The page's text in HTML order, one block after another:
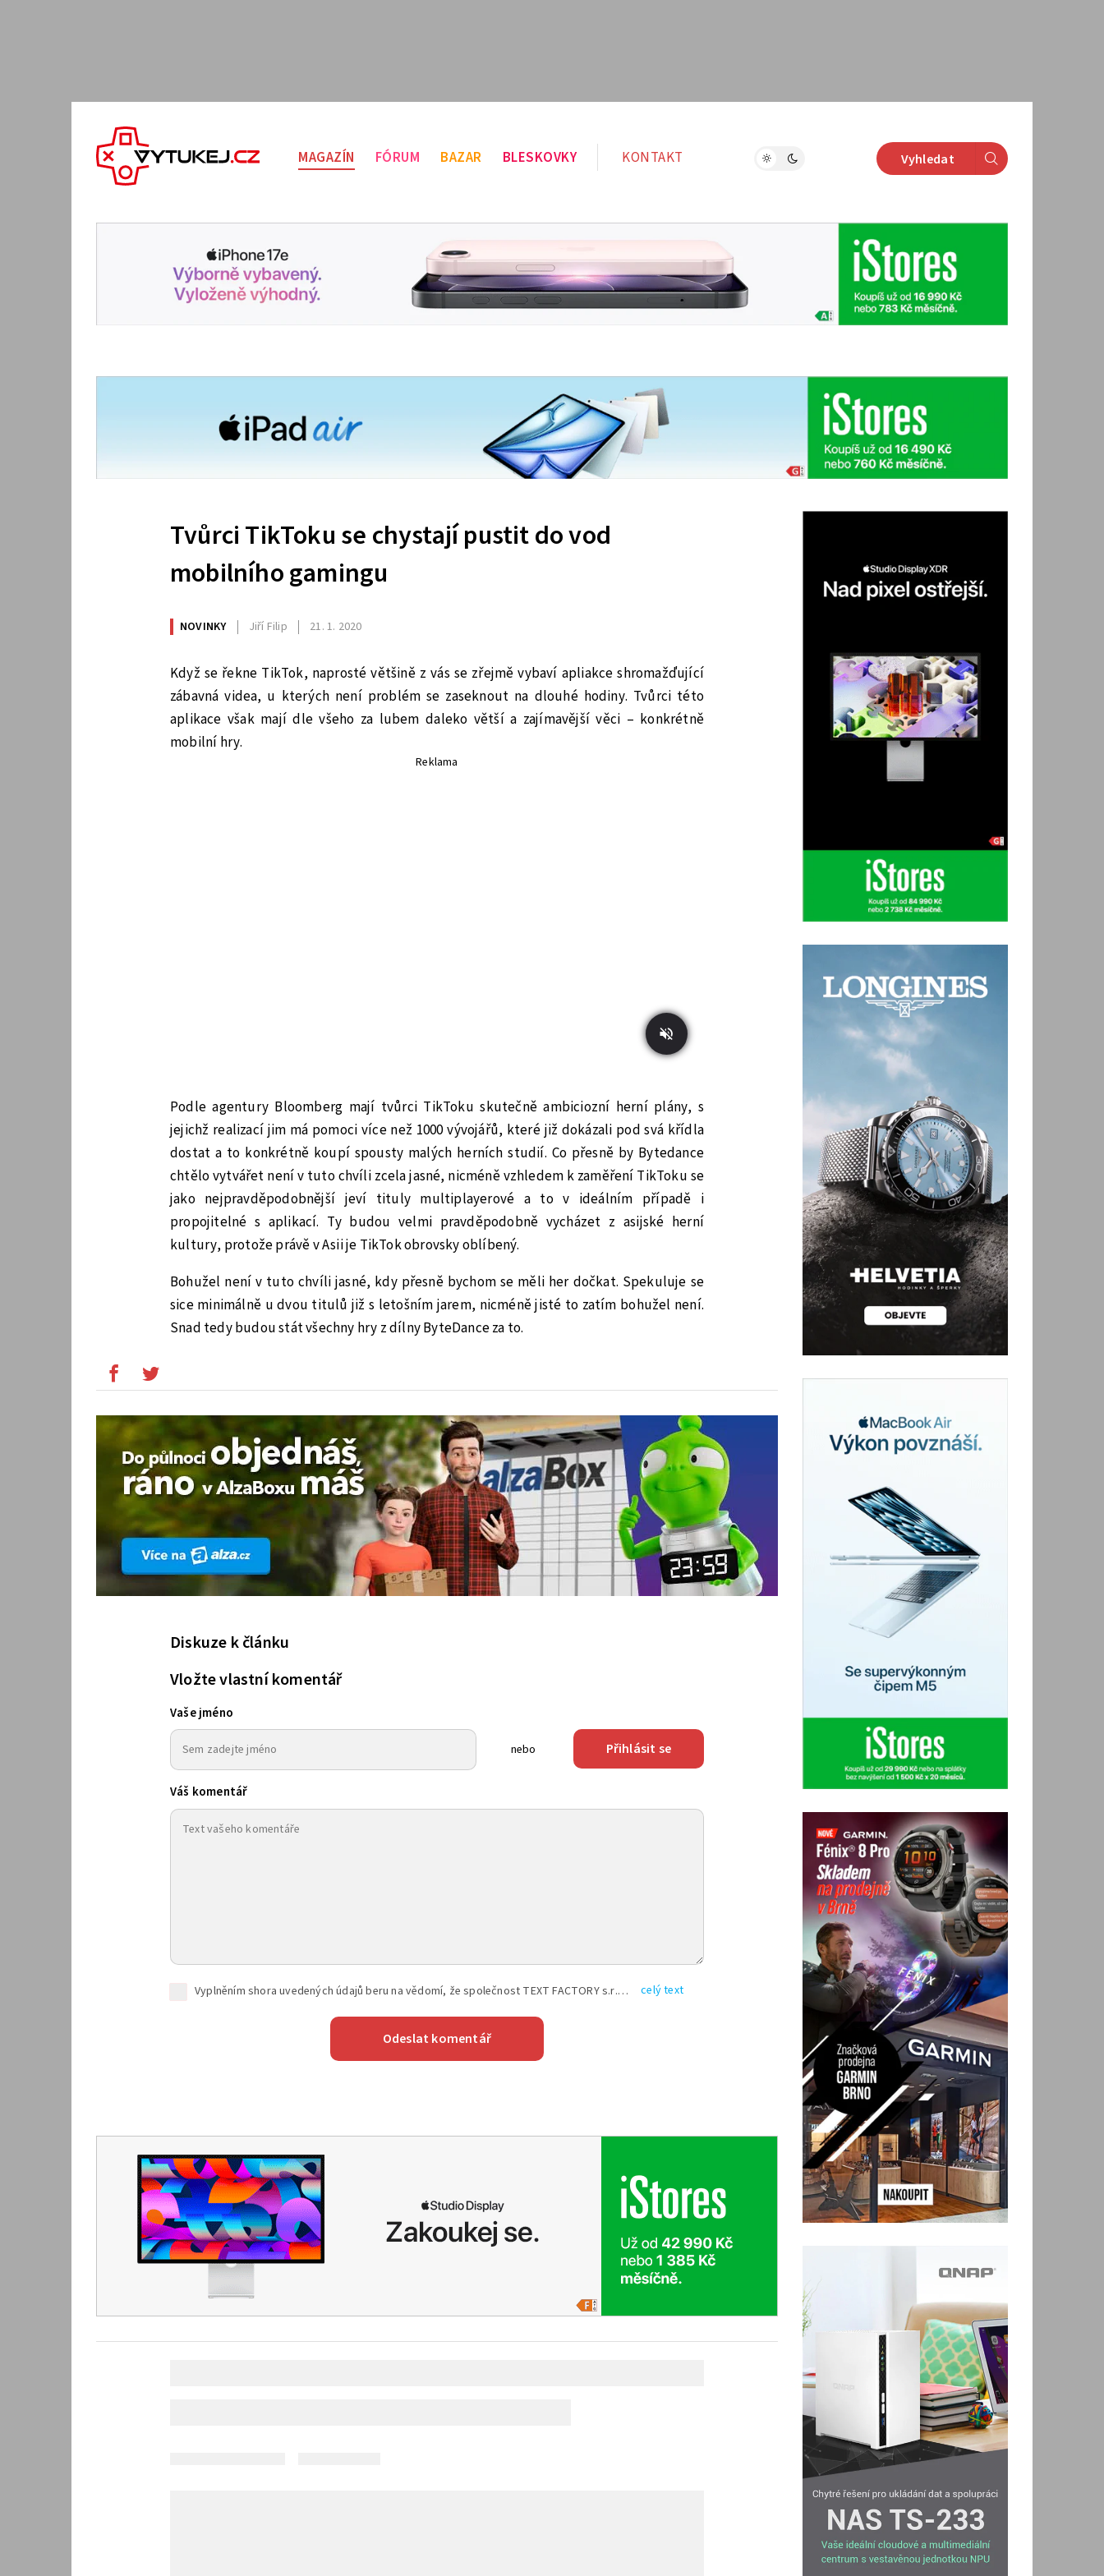
MAGAZÍN FÓRUM BAZAR BLESKOVKY KONTAKT Vyhledat
Tvůrci TikToku se chystají pustit do vod
mobilního gamingu
NOVINKY Jiří Filip 21. 1. 2020
Když se řekne TikTok, naprosté většině z vás se zřejmě vybaví apliakce shromažďující
zábavná videa, u kterých není problém se zaseknout na dlouhé hodiny. Tvůrci této
aplikace však mají dle všeho za lubem daleko větší a zajímavější věci – konkrétně
mobilní hry.
Reklama
Podle agentury Bloomberg mají tvůrci TikToku skutečně ambiciozní herní plány, s
jejichž realizací jim má pomoci více než 1000 vývojářů, které již dokázali pod svá křídla
dostat a to konkrétně koupí spousty malých herních studií. Co přesně by Bytedance
chtělo vytvářet není v tuto chvíli zcela jasné, nicméně vzhledem k zaměření TikToku se
jako nejpravděpodobnější jeví tituly multiplayerové a to v ideálním případě i
propojitelné s aplikací. Ty budou velmi pravděpodobně vycházet z asijské herní
kultury, protože právě v Asii je TikTok obrovsky oblíbený.
Bohužel není v tuto chvíli jasné, kdy přesně bychom se měli her dočkat. Spekuluje se
sice minimálně u dvou titulů již s letošním jarem, nicméně jisté to zatím bohužel není.
Snad tedy budou stát všechny hry z dílny ByteDance za to.
Diskuze k článku
Vložte vlastní komentář
Vaše jméno
nebo Přihlásit se
Váš komentář
Vyplněním shora uvedených údajů beru na vědomí, že společnost TEXT FACTORY s.r.o., sídlem Brno, Durďákova 336/29, Černá Pole, PSČ: 613 00, IČ: 06157831, zapsané u Krajského soudu v Brně, oddíl C, vložka 100399, bude zpracovávat mé osobní údaje uvedené v rámci mnou vyplněného registračního formuláře na základě oprávněných zájmů TEXT FACTORY s.r.o. dle čl. 6 odst. 1 písm. f) GDPR a pro splnění právních povinností (čl. 6 odst. 1 písm. c) GDPR), a to pro tyto účely: nezbytnost zajistit oprávnění návštěvníka webových stránek provozovaných společností TEXT FACTORY s.r.o. přispívat aktivně ke zveřejněným článkům nebo v rámci diskusních fór a výkon práv TEXT FACTORY s.r.o. jako administrátora těchto diskusních fór. Více informací o zpracování osobních údajů a právech lze nalézt v celý text